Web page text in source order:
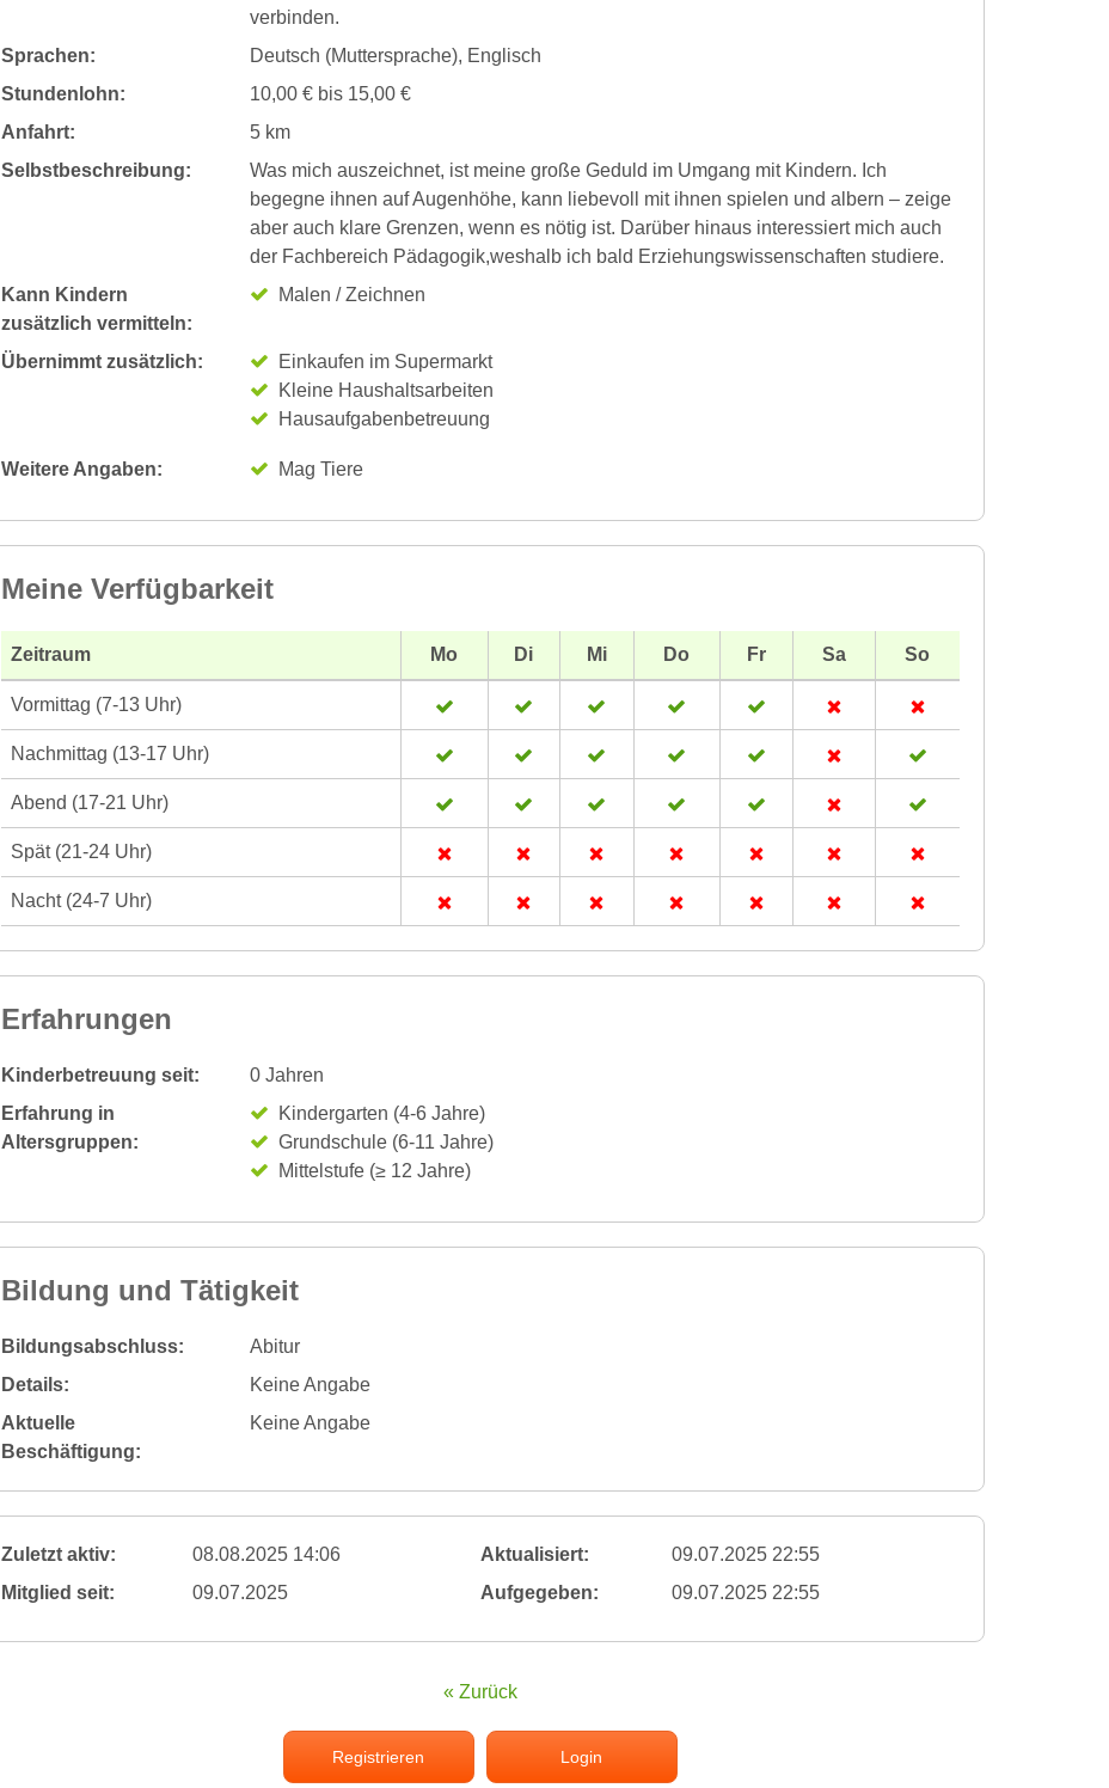
verbinden.
Sprachen:
Deutsch (Muttersprache), Englisch
Stundenlohn:
10,00 € bis 15,00 €
Anfahrt:
5 km
Selbstbeschreibung:
Was mich auszeichnet, ist meine große Geduld im Umgang mit Kindern. Ich
begegne ihnen auf Augenhöhe, kann liebevoll mit ihnen spielen und albern – zeige
aber auch klare Grenzen, wenn es nötig ist. Darüber hinaus interessiert mich auch
der Fachbereich Pädagogik,weshalb ich bald Erziehungswissenschaften studiere.
Kann Kindern
zusätzlich vermitteln:
Malen / Zeichnen
Übernimmt zusätzlich:
Einkaufen im Supermarkt
Kleine Haushaltsarbeiten
Hausaufgabenbetreuung
Weitere Angaben: Mag Tiere
Meine Verfügbarkeit
Zeitraum Mo Di Mi Do Fr Sa So
Vormittag (7-13 Uhr)
Nachmittag (13-17 Uhr)
Abend (17-21 Uhr)
Spät (21-24 Uhr)
Nacht (24-7 Uhr)
Erfahrungen
Kinderbetreuung seit:
0 Jahren
Erfahrung in
Altersgruppen:
Kindergarten (4-6 Jahre)
Grundschule (6-11 Jahre)
Mittelstufe (≥ 12 Jahre)
Bildung und Tätigkeit
Bildungsabschluss:
Abitur
Details:
Keine Angabe
Aktuelle
Beschäftigung:
Keine Angabe
Zuletzt aktiv: 08.08.2025 14:06 Aktualisiert:
09.07.2025 22:55
Mitglied seit:
09.07.2025 Aufgegeben: 09.07.2025 22:55
« Zurück
Registrieren Login